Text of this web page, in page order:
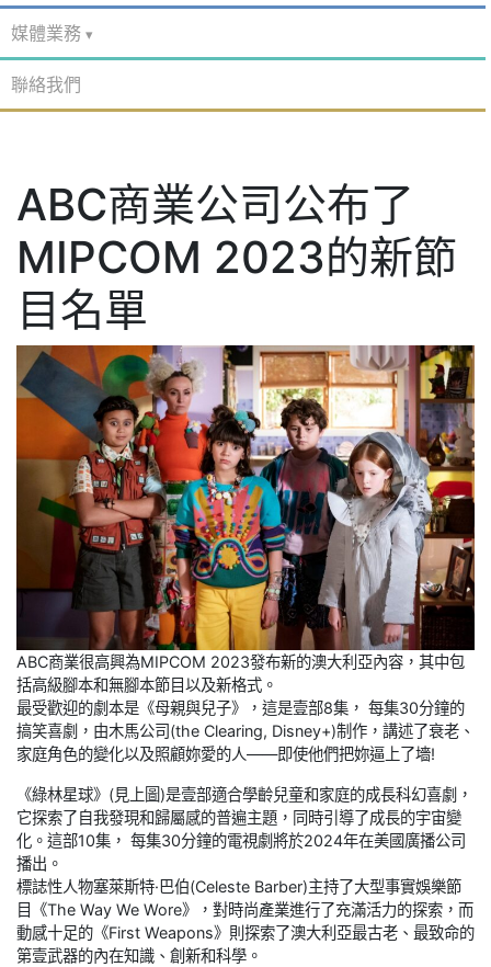
媒體業務
聯絡我們
ABC商業公司公布了
MIPCOM 2023的新節
目名單
ABC商業很高興為MIPCOM 2023發布新的澳大利亞內容，其中包
括高級腳本和無腳本節目以及新格式。
最受歡迎的劇本是《母親與兒子》，這是壹部8集， 每集30分鐘的
搞笑喜劇，由木馬公司(the Clearing, Disney+)制作，講述了衰老、
家庭角色的變化以及照顧妳愛的人——即使他們把妳逼上了墻!
《綠林星球》(見上圖)是壹部適合學齡兒童和家庭的成長科幻喜劇，
它探索了自我發現和歸屬感的普遍主題，同時引導了成長的宇宙變
化。這部10集， 每集30分鐘的電視劇將於2024年在美國廣播公司
播出。
標誌性人物塞萊斯特·巴伯(Celeste Barber)主持了大型事實娛樂節
目《The Way We Wore》，對時尚產業進行了充滿活力的探索，而
動感十足的《First Weapons》則探索了澳大利亞最古老、最致命的
第壹武器的內在知識、創新和科學。